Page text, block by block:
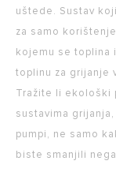
uštede. Sustav
za samo
kojemu se toplina
toplinu za grijanje
Tražite li ekološki
sustavima
pumpi, ne samo
biste smanjili